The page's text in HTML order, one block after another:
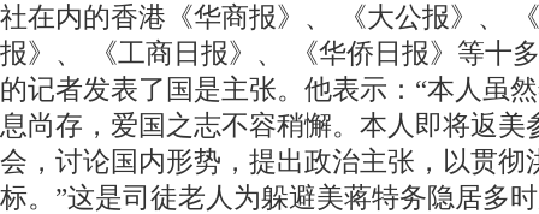
社在内的香港《华商报》、 《大公报》、
报》、 《工商日报》、 《华侨日报》等十
的记者发表了国是主张。他表示：“本人虽
息尚存，爱国之志不容稍懈。本人即将返美
会，讨论国内形势，提出政治主张，以贯彻
标。”这是司徒老人为躲避美蒋特务隐居多